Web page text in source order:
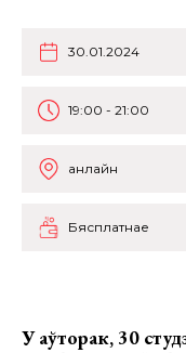
30.01.2024
19:00 - 21:00
анлайн
Бясплатнае
У аўторак, 30